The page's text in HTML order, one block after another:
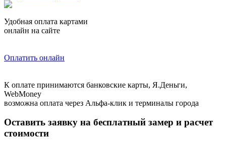
Удобная оплата картами
онлайн на сайте
Оплатить онлайн
К оплате принимаются банковские карты, Я.Деньги,
WebMoney
возможна оплата через Альфа-клик и терминалы города
Оставить заявку на бесплатный замер и расчет
стоимости